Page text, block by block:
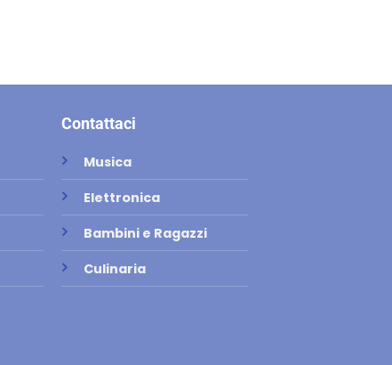
Contattaci
Musica
Elettronica
Bambini e Ragazzi
Culinaria